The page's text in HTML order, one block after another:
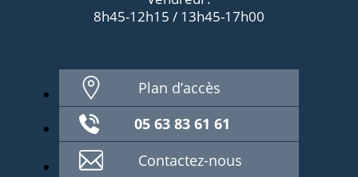
8h45-12h15 / 13h45-17h00
Plan d’accès
05 63 83 61 61
Contactez-nous